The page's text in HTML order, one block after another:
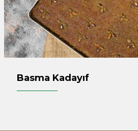
Basma Kadayıf